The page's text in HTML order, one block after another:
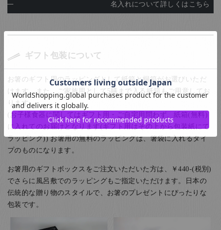
名入れについて詳しくはこちら
ギフト包装について
お箸のギフト用のラッピングとして紙箱と桐箱がお選びいただ
けます。また、ご家族用として5膳まで入る紙箱もご用意してお
ります。
(お子様食器に関してはギフト用・ご自宅用問わず、紙箱(無料)
に入れてのお届けとなります(ギフト用はその上から包装紙にて
ラッピング)) お箸用の無料のラッピングは、箸袋に入れるタイ
プのものになります。
お箸用のギフトボックスをご注文いただいた方は、￥440-(税別)
でさらに風呂敷でのラッピングもご指定いただけます。日本の
伝統的な贈り物のスタイルで、お箸のプレゼントにぴったりな
包装です。